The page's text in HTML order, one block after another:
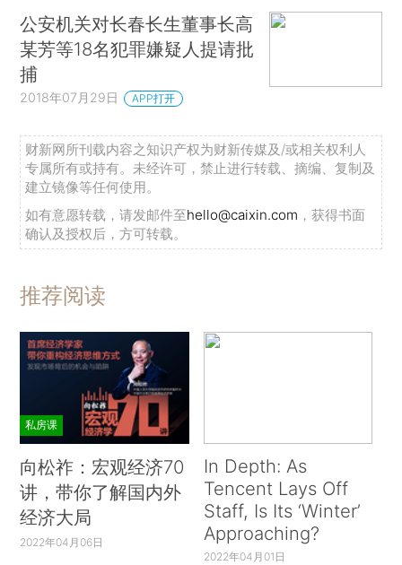
公安机关对长春长生董事长高
某芳等18名犯罪嫌疑人提请批
捕
2018年07月29日 APP打开
财新网所刊载内容之知识产权为财新传媒及/或相关权利人
专属所有或持有。未经许可，禁止进行转载、摘编、复制及
建立镜像等任何使用。
如有意愿转载，请发邮件至hello@caixin.com ，获得书面
确认及授权后，方可转载。
推荐阅读
私房课
向松祚：宏观经济70
讲，带你了解国内外
经济大局
2022年04月06日
In Depth: As
Tencent Lays Off
Staff, Is Its ‘Winter’
Approaching?
2022年04月01日